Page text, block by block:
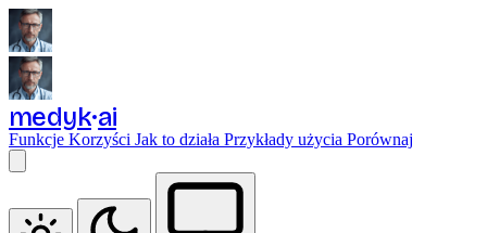
medyk ai
Funkcje Korzyści Jak to działa Przykłady użycia Porównaj